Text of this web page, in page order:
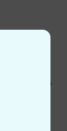
break up, this
for
output of
to be